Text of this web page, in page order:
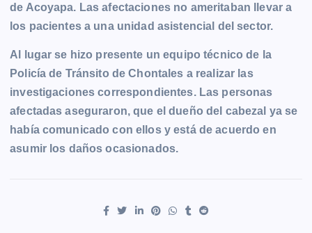
de Acoyapa. Las afectaciones no ameritaban llevar a
los pacientes a una unidad asistencial del sector.
Al lugar se hizo presente un equipo técnico de la
Policía de Tránsito de Chontales a realizar las
investigaciones correspondientes. Las personas
afectadas aseguraron, que el dueño del cabezal ya se
había comunicado con ellos y está de acuerdo en
asumir los daños ocasionados.